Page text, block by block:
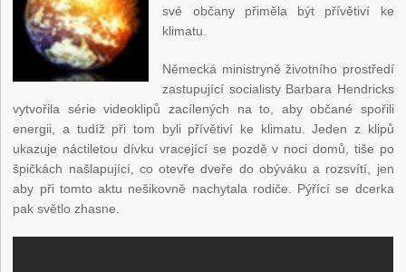
své občany přiměla být přívětiví ke
klimatu.
Německá ministryně životního prostředí
zastupující socialisty Barbara Hendricks
vytvořila série videoklipů zacílených na to, aby občané spořili
energii, a tudíž při tom byli přívětiví ke klimatu. Jeden z klipů
ukazuje náctiletou dívku vracející se pozdě v noci domů, tiše po
špičkách našlapující, co otevře dveře do obýváku a rozsvítí, jen
aby při tomto aktu nešikovně nachytala rodiče. Pýřící se dcerka
pak světlo zhasne.